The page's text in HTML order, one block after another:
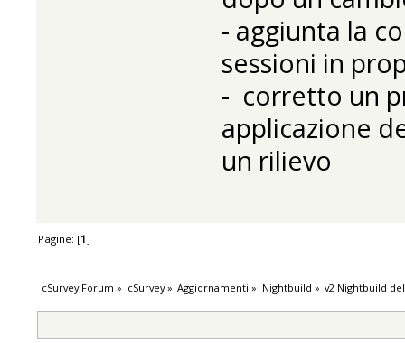
- aggiunta la
sessioni in
- corretto un
applicazione
un rilievo
Pagine: [1]
cSurvey Forum » cSurvey» Aggiornamenti » Nightbuild » v2 Nightbuild